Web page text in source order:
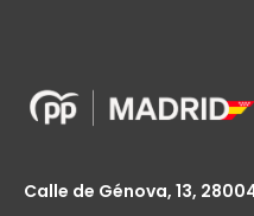
Calle de Génova, 13,